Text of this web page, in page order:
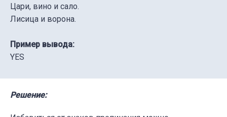
Цари, вино и сало.
Лисица и ворона.
Пример вывода:
YES
Решение: